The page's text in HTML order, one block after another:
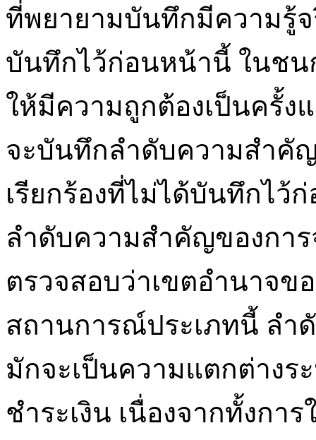
ที่พยายามบันทึกมีความรู้จ
บันทึกไว้ก่อนหน้านี้ ในช
ให้มีความถูกต้องเป็นครั้
จะบันทึกลำดับความสำคั
เรียกร้องที่ไม่ได้บันทึกไว้
ลำดับความสำคัญของกา
ตรวจสอบว่าเขตอำนาจ
สถานการณ์ประเภทนี้ ลำ
มักจะเป็นความแตกต่างร
ชำระเงิน เนื่องจากทั้งกา